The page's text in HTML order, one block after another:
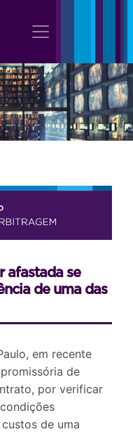
afastada se
de uma das
em recente
de
por verificar
de uma